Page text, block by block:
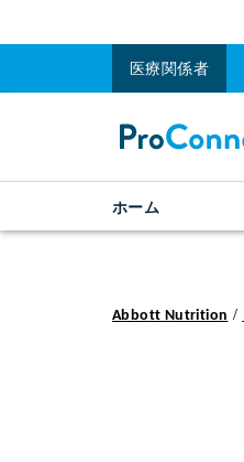
医療関係者
ホーム
Abbott Nutrition